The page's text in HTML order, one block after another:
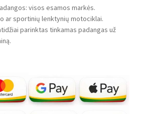
visos esamos markės.
ar sportinių lenktynių motociklai.
parinktas tinkamas padangas už